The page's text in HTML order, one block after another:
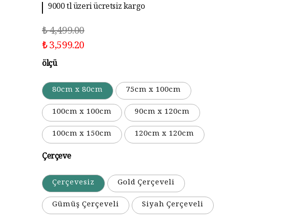
9000 tl üzeri ücretsiz kargo
₺ 4,499.00
₺ 3,599.20
ölçü
80cm x 80cm
75cm x 100cm
100cm x 100cm
90cm x 120cm
100cm x 150cm
120cm x 120cm
Çerçeve
Çerçevesiz
Gold Çerçeveli
Gümüş Çerçeveli
Siyah Çerçeveli